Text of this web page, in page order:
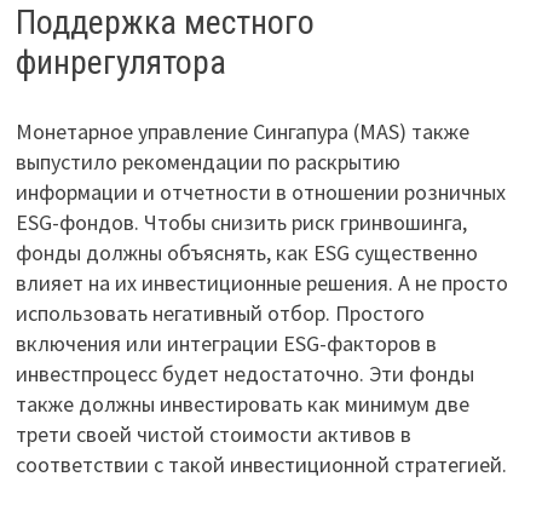
Поддержка местного
финрегулятора
Монетарное управление Сингапура (MAS) также
выпустило рекомендации по раскрытию
информации и отчетности в отношении розничных
ESG-фондов. Чтобы снизить риск гринвошинга,
фонды должны объяснять, как ESG существенно
влияет на их инвестиционные решения. А не просто
использовать негативный отбор. Простого
включения или интеграции ESG-факторов в
инвестпроцесс будет недостаточно. Эти фонды
также должны инвестировать как минимум две
трети своей чистой стоимости активов в
соответствии с такой инвестиционной стратегией.